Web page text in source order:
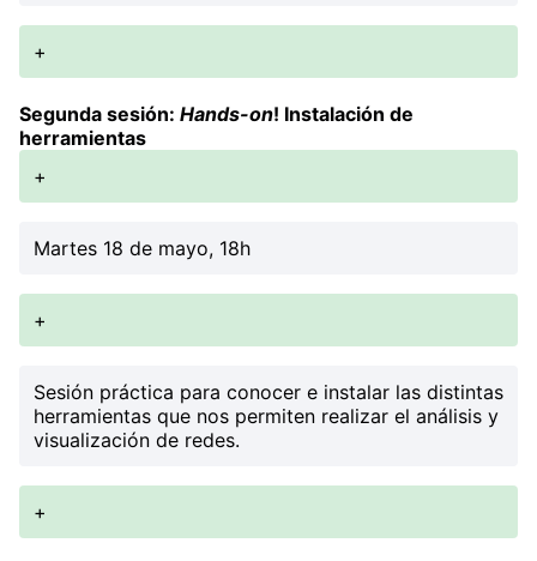
+
Segunda sesión: Hands-on! Instalación de
herramientas
+
Martes 18 de mayo, 18h
+
Sesión práctica para conocer e instalar las distintas
herramientas que nos permiten realizar el análisis y
visualización de redes.
+